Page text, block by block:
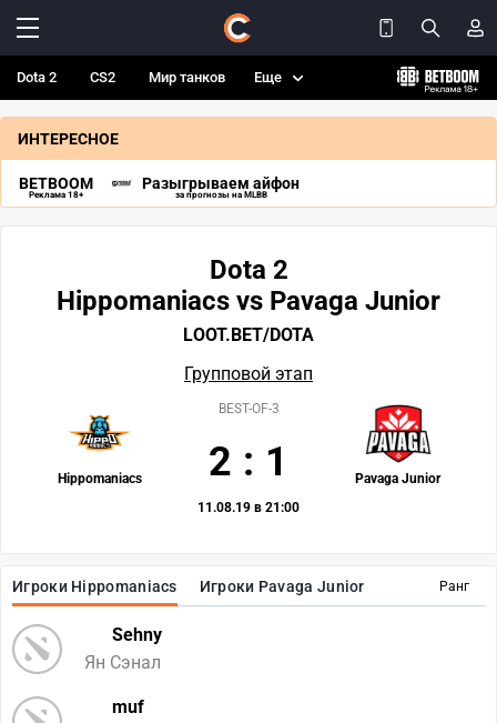
Dota 2 CS2 Мир танков Еще
ИНТЕРЕСНОЕ
BETBOOM
Реклама 18+
Разыгрываем айфон
за прогнозы на MLBB
Ранг
Игроки Hippomaniacs Игроки Pavaga Junior
Sehny
Ян Сэнал
muf
Dota 2
Hippomaniacs vs Pavaga Junior
LOOT.BET/DOTA
Групповой этап
Hippomaniacs Pavaga Junior
BEST-OF-3
2 : 1
11.08.19 в 21:00